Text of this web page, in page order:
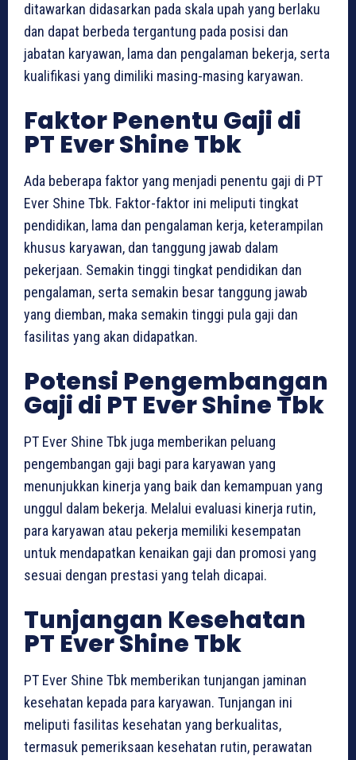
ditawarkan didasarkan pada skala upah yang berlaku
dan dapat berbeda tergantung pada posisi dan
jabatan karyawan, lama dan pengalaman bekerja, serta
kualifikasi yang dimiliki masing-masing karyawan.
Faktor Penentu Gaji di
PT Ever Shine Tbk
Ada beberapa faktor yang menjadi penentu gaji di PT
Ever Shine Tbk. Faktor-faktor ini meliputi tingkat
pendidikan, lama dan pengalaman kerja, keterampilan
khusus karyawan, dan tanggung jawab dalam
pekerjaan. Semakin tinggi tingkat pendidikan dan
pengalaman, serta semakin besar tanggung jawab
yang diemban, maka semakin tinggi pula gaji dan
fasilitas yang akan didapatkan.
Potensi Pengembangan
Gaji di PT Ever Shine Tbk
PT Ever Shine Tbk juga memberikan peluang
pengembangan gaji bagi para karyawan yang
menunjukkan kinerja yang baik dan kemampuan yang
unggul dalam bekerja. Melalui evaluasi kinerja rutin,
para karyawan atau pekerja memiliki kesempatan
untuk mendapatkan kenaikan gaji dan promosi yang
sesuai dengan prestasi yang telah dicapai.
Tunjangan Kesehatan
PT Ever Shine Tbk
PT Ever Shine Tbk memberikan tunjangan jaminan
kesehatan kepada para karyawan. Tunjangan ini
meliputi fasilitas kesehatan yang berkualitas,
termasuk pemeriksaan kesehatan rutin, perawatan